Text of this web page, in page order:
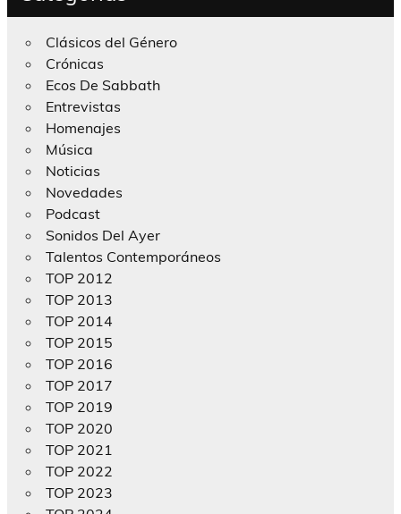
Clásicos del Género
Crónicas
Ecos De Sabbath
Entrevistas
Homenajes
Música
Noticias
Novedades
Podcast
Sonidos Del Ayer
Talentos Contemporáneos
TOP 2012
TOP 2013
TOP 2014
TOP 2015
TOP 2016
TOP 2017
TOP 2019
TOP 2020
TOP 2021
TOP 2022
TOP 2023